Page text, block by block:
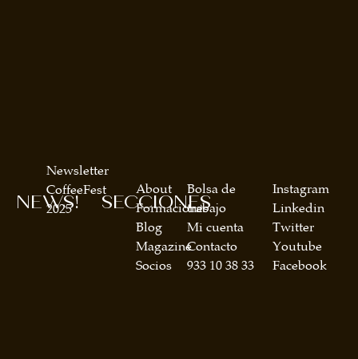
SECCIONES
About
Formaciones
Blog
Magazine
Socios
Bolsa de
trabajo
Mi cuenta
Contacto
933 10 38 33
NEWS!
Newsletter
CoffeeFest
2025
Instagram
Linkedin
Twitter
Youtube
Facebook